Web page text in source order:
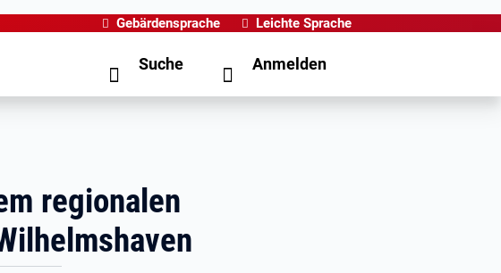
Gebärdensprache Leichte Sprache
Suche Anmelden
regionalen